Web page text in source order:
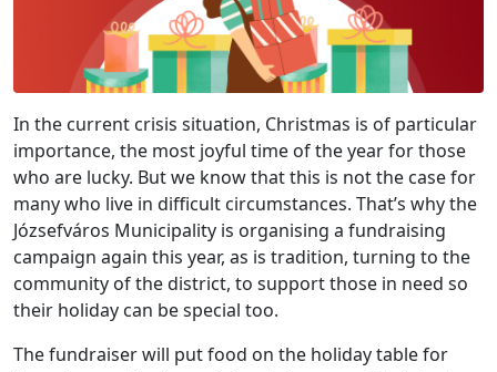
In the current crisis situation, Christmas is of particular
importance, the most joyful time of the year for those
who are lucky. But we know that this is not the case for
many who live in difficult circumstances. That’s why the
Józsefváros Municipality is organising a fundraising
campaign again this year, as is tradition, turning to the
community of the district, to support those in need so
their holiday can be special too.
The fundraiser will put food on the holiday table for